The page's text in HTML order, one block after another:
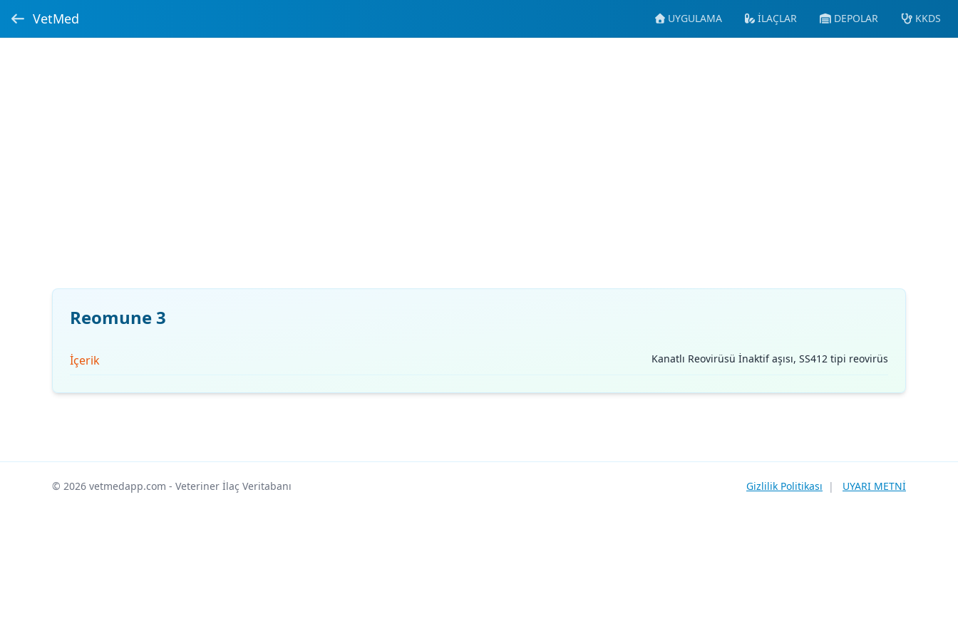
VetMed UYGULAMA İLAÇLAR DEPOLAR KKDS
Reomune 3
İçerik Kanatlı Reovirüsü İnaktif aşısı, SS412 tipi reovirüs
© 2026 vetmedapp.com - Veteriner İlaç Veritabanı Gizlilik Politikası | UYARI METNİ